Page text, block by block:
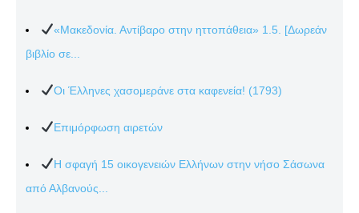
«Μακεδονία. Αντίβαρο στην ηττοπάθεια» 1.5. [Δωρεάν
βιβλίο σε...
Οι Έλληνες χασομεράνε στα καφενεία! (1793)
Επιμόρφωση αιρετών
Η σφαγή 15 οικογενειών Ελλήνων στην νήσο Σάσωνα
από Αλβανούς...